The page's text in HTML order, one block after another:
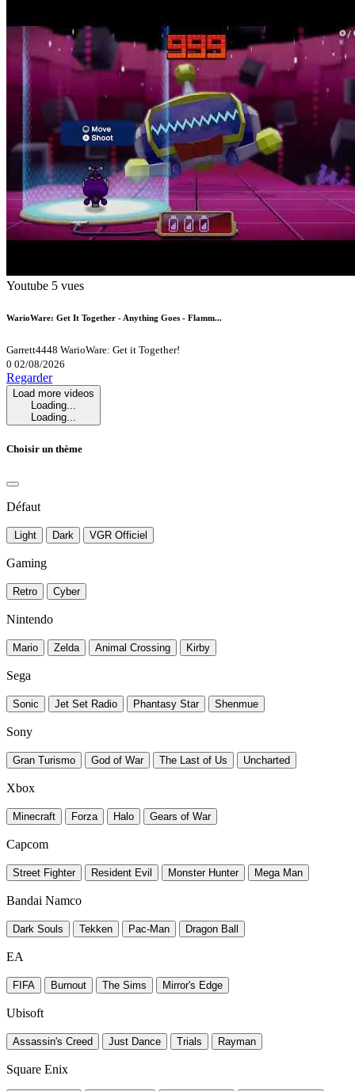
Youtube 5 vues
WarioWare: Get It Together - Anything Goes - Flamm...
Garrett4448 WarioWare: Get it Together!
0 02/08/2026
Regarder
Load more videos
Loading...
Loading...
Choisir un thème
Défaut
Light Dark VGR Officiel
Gaming
Retro Cyber
Nintendo
Mario Zelda Animal Crossing Kirby
Sega
Sonic Jet Set Radio Phantasy Star Shenmue
Sony
Gran Turismo God of War The Last of Us Uncharted
Xbox
Minecraft Forza Halo Gears of War
Capcom
Street Fighter Resident Evil Monster Hunter Mega Man
Bandai Namco
Dark Souls Tekken Pac-Man Dragon Ball
EA
FIFA Burnout The Sims Mirror's Edge
Ubisoft
Assassin's Creed Just Dance Trials Rayman
Square Enix